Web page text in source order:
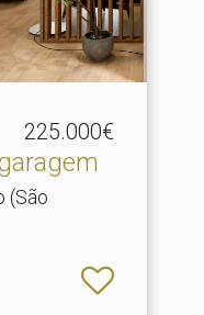
225.000€
(São